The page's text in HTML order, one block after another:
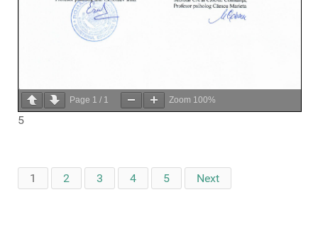
Page 1 / 1 Zoom 100%
5
1 2 3 4 5 Next